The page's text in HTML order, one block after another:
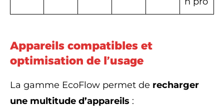
Appareils compatibles et
optimisation de l’usage
La gamme EcoFlow permet de recharger
une multitude d’appareils :